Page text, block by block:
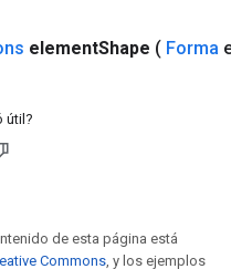
elementShape ( Forma
útil?
de esta página está
Commons , y los ejemplos